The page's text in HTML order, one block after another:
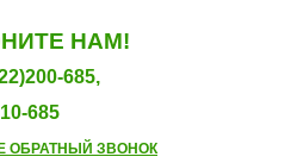
НАМ!
685,
685
ОБРАТНЫЙ ЗВОНОК